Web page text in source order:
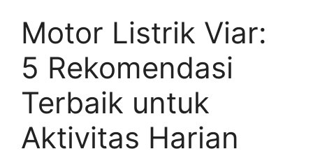
Motor Listrik Viar:
5 Rekomendasi
Terbaik untuk
Aktivitas Harian